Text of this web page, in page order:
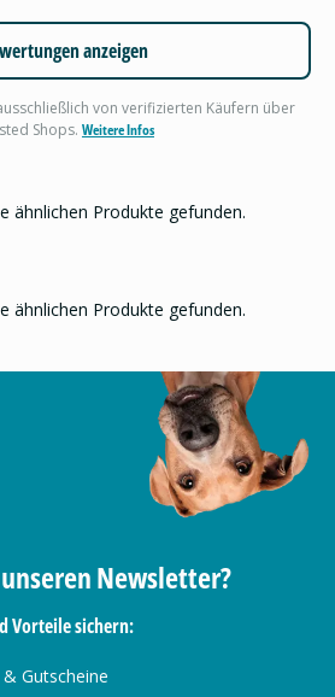
anzeigen
von verifizierten Käufern über
Shops. Weitere Infos
ähnlichen Produkte gefunden.
ähnlichen Produkte gefunden.
Newsletter?
Vorteile sichern:
Gutscheine